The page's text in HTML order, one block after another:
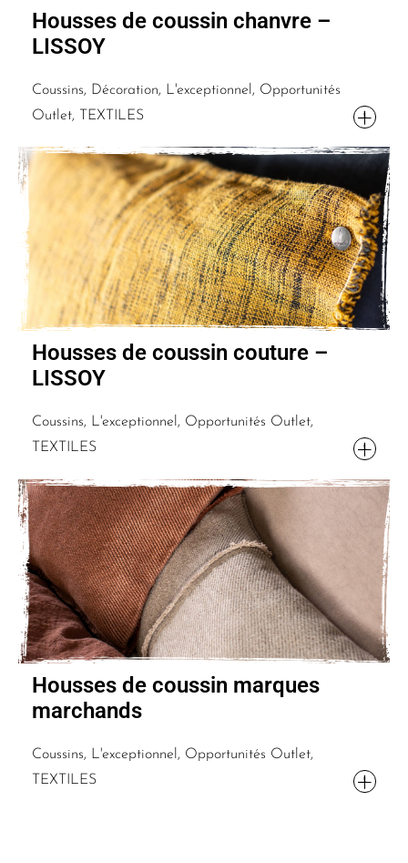
Housses de coussin chanvre –
LISSOY
Coussins, Décoration, L'exceptionnel, Opportunités
Outlet, TEXTILES
Housses de coussin couture –
LISSOY
Coussins, L'exceptionnel, Opportunités Outlet,
TEXTILES
Housses de coussin marques
marchands
Coussins, L'exceptionnel, Opportunités Outlet,
TEXTILES